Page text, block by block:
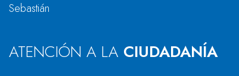
Sebastián
ATENCIÓN A LA CIUDADANÍA